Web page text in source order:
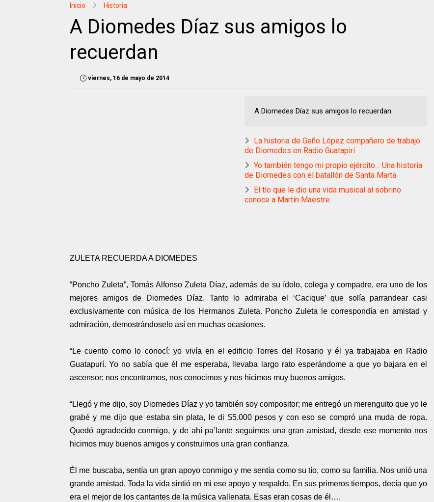
Inicio Historia
A Diomedes Díaz sus amigos lo
recuerdan
viernes, 16 de mayo de 2014
A Diomedes Díaz sus amigos lo recuerdan
La historia de Geño López compañero de trabajo
de Diomedes en Radio Guatapirí
Yo también tengo mi propio ejército… Una historia
de Diomedes con el batallón de Santa Marta
El tío que le dio una vida musical al sobrino
conoce a Martín Maestre
ZULETA RECUERDA A DIOMEDES
“Poncho Zuleta”, Tomás Alfonso Zuleta Díaz, además de su ídolo, colega y compadre, era uno de los
mejores amigos de Diomedes Díaz. Tanto lo admiraba el ‘Cacique’ que solía parrandear casi
exclusivamente con música de los Hermanos Zuleta. Poncho Zuleta le correspondía en amistad y
admiración, demostrándoselo así en muchas ocasiones.
“Le cuento como lo conocí: yo vivía en el edificio Torres del Rosario y él ya trabajaba en Radio
Guatapurí. Yo no sabía que él me esperaba, llevaba largo rato esperándome a que yo bajara en el
ascensor; nos encontramos, nos conocimos y nos hicimos muy buenos amigos.
“Llegó y me dijo, soy Diomedes Díaz y yo también soy compositor; me entregó un merenguito que yo le
grabé y me dijo que estaba sin plata, le di $5.000 pesos y con eso se compró una muda de ropa.
Quedó agradecido conmigo, y de ahí pa’lante seguimos una gran amistad, desde ese momento nos
hicimos muy buenos amigos y construimos una gran confianza.
Él me buscaba, sentía un gran apoyo conmigo y me sentía como su tío, como su familia. Nos unió una
grande amistad. Toda la vida sintió en mi ese apoyo y respaldo. En sus primeros tiempos, decía que yo
era el mejor de los cantantes de la música vallenata. Esas eran cosas de él….